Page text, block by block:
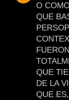
O
QUE
QUE
DE LA
QUE